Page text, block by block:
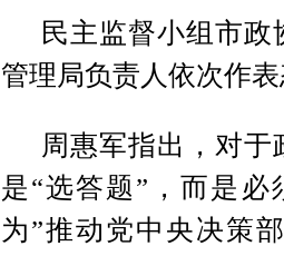
民主监督小组市
管理局负责人依次作
周惠军指出，对
是“选答题”，而是必
为”推动党中央决策